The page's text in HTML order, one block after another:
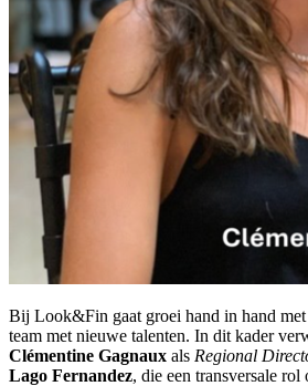
Bij Look&Fin gaat groei hand in hand met
team met nieuwe talenten. In dit kader
Clémentine Gagnaux als Regional
Lago Fernandez, die een transversale